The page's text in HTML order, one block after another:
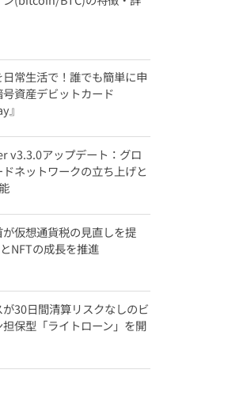
常生活で！誰でも簡単に申
号資産デビットカード
』
v3.3.0アップデート：グロ
ネットワークの立ち上げと
が仮想通貨税の見直しを提
NFTの成長を推進
30日間清算リスクなしのビ
担保型「ライトローン」を開